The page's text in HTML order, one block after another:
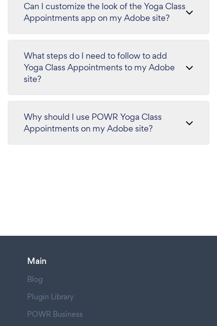
Can I customize the look of the Yoga Class
Appointments app on my Adobe site?
What steps do I need to follow to add
Yoga Class Appointments to my Adobe
site?
Why should I use POWR Yoga Class
Appointments on my Adobe site?
Main
Blog
Plugin Library
POWR Business